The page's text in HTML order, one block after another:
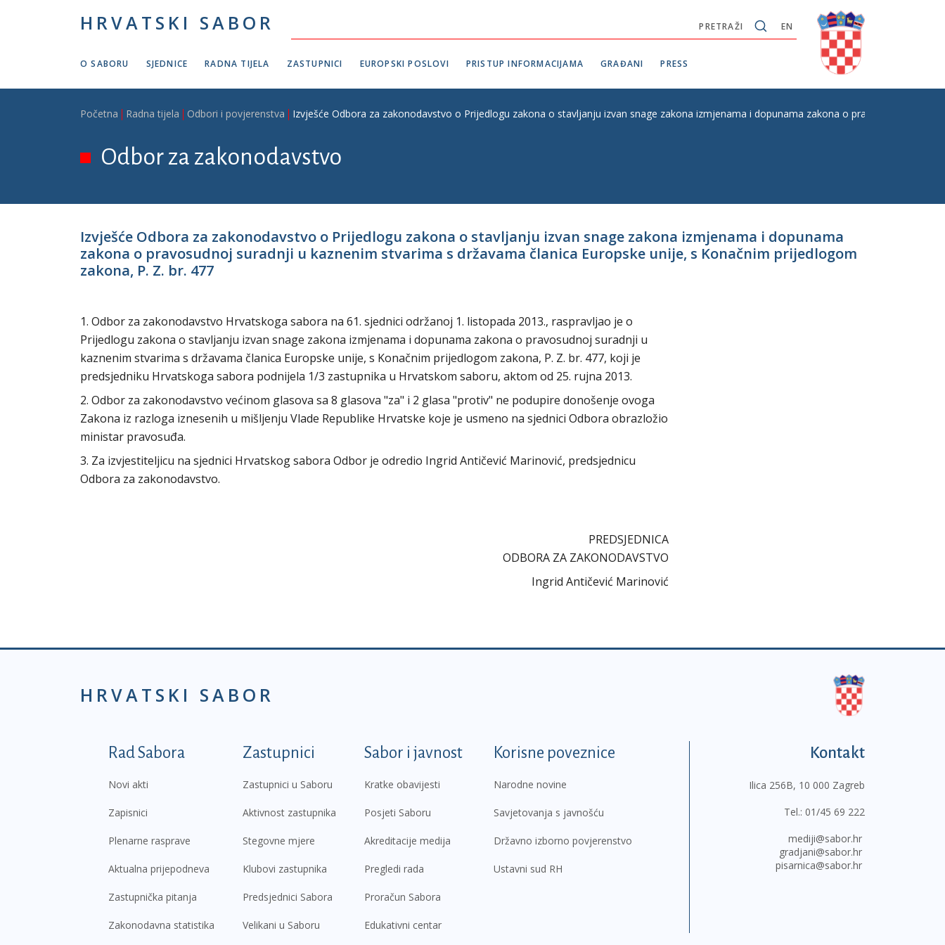
HRVATSKI SABOR EN
PRETRAŽI
O SABORU SJEDNICE RADNA TIJELA ZASTUPNICI EUROPSKI POSLOVI PRISTUP INFORMACIJAMA GRAĐANI PRESS
Breadcrumb
Početna Radna tijela Odbori i povjerenstva Izvješće Odbora za zakonodavstvo o Prijedlogu zakona o stavljanju izvan snage zakona izmjenama i dopunama zakona o pravosudnoj
Odbor za zakonodavstvo
Izvješće Odbora za zakonodavstvo o Prijedlogu zakona o stavljanju izvan snage zakona izmjenama i dopunama
zakona o pravosudnoj suradnji u kaznenim stvarima s državama članica Europske unije, s Konačnim prijedlogom
zakona, P. Z. br. 477
1. Odbor za zakonodavstvo Hrvatskoga sabora na 61. sjednici održanoj 1. listopada 2013., raspravljao je o
Prijedlogu zakona o stavljanju izvan snage zakona izmjenama i dopunama zakona o pravosudnoj suradnji u
kaznenim stvarima s državama članica Europske unije, s Konačnim prijedlogom zakona, P. Z. br. 477, koji je
predsjedniku Hrvatskoga sabora podnijela 1/3 zastupnika u Hrvatskom saboru, aktom od 25. rujna 2013.
2. Odbor za zakonodavstvo većinom glasova sa 8 glasova "za" i 2 glasa "protiv" ne podupire donošenje ovoga
Zakona iz razloga iznesenih u mišljenju Vlade Republike Hrvatske koje je usmeno na sjednici Odbora obrazložio
ministar pravosuđa.
3. Za izvjestiteljicu na sjednici Hrvatskog sabora Odbor je odredio Ingrid Antičević Marinović, predsjednicu
Odbora za zakonodavstvo.
PREDSJEDNICA
ODBORA ZA ZAKONODAVSTVO
Ingrid Antičević Marinović
HRVATSKI SABOR
Podnožje prvi izbornik
Rad Sabora
Novi akti
Zapisnici
Plenarne rasprave
Aktualna prijepodneva
Zastupnička pitanja
Zakonodavna statistika
Zastupnici
Zastupnici u Saboru
Aktivnost zastupnika
Stegovne mjere
Klubovi zastupnika
Predsjednici Sabora
Velikani u Saboru
Sabor i javnost
Kratke obavijesti
Posjeti Saboru
Akreditacije medija
Pregledi rada
Proračun Sabora
Edukativni centar
Korisne poveznice
Narodne novine
Savjetovanja s javnošću
Državno izborno povjerenstvo
Ustavni sud RH
Kontakt
Ilica 256B, 10 000 Zagreb
Tel.: 01/45 69 222
mediji@sabor.hr
gradjani@sabor.hr
pisarnica@sabor.hr